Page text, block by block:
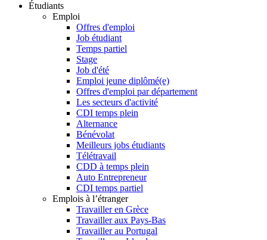
Étudiants
Emploi
Offres d'emploi
Job étudiant
Temps partiel
Stage
Job d'été
Emploi jeune diplômé(e)
Offres d'emploi par département
Les secteurs d'activité
CDI temps plein
Alternance
Bénévolat
Meilleurs jobs étudiants
Télétravail
CDD à temps plein
Auto Entrepreneur
CDI temps partiel
Emplois à l’étranger
Travailler en Grèce
Travailler aux Pays-Bas
Travailler au Portugal